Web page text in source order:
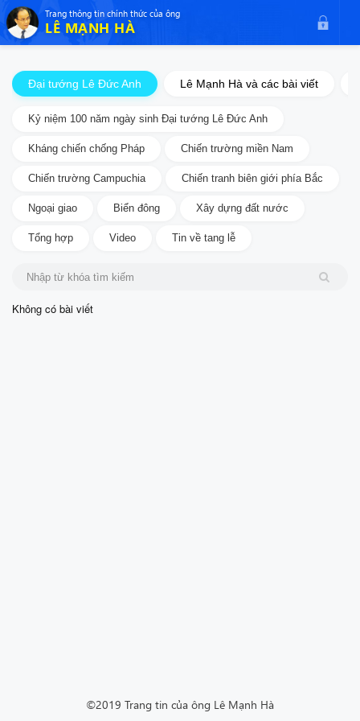
$theme.include($body_top_include)
Trang thông tin chính thức của ông
LÊ MẠNH HÀ
Đại tướng Lê Đức Anh Lê Mạnh Hà và các bài viết
Kỷ niệm 100 năm ngày sinh Đại tướng Lê Đức Anh
Kháng chiến chống Pháp Chiến trường miền Nam
Chiến trường Campuchia Chiến tranh biên giới phía Bắc
Ngoại giao Biển đông Xây dựng đất nước
Tổng hợp Video Tin về tang lễ
Không có bài viết
©2019 Trang tin của ông Lê Mạnh Hà